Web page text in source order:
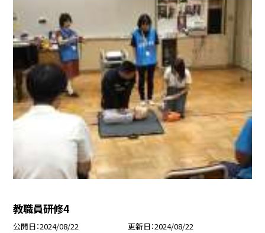
教職員研修4
公開日 2024/08/22 更新日 2024/08/22